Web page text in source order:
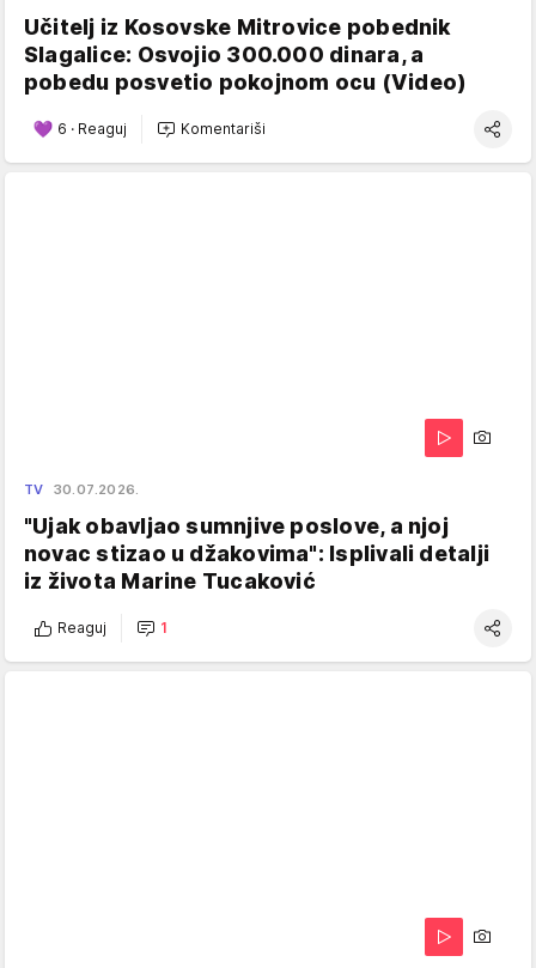
Učitelj iz Kosovske Mitrovice pobednik
Slagalice: Osvojio 300.000 dinara, a
pobedu posvetio pokojnom ocu (Video)
6 · Reaguj Komentariši
TV 30.07.2026.
"Ujak obavljao sumnjive poslove, a njoj
novac stizao u džakovima": Isplivali detalji
iz života Marine Tucaković
Reaguj 1